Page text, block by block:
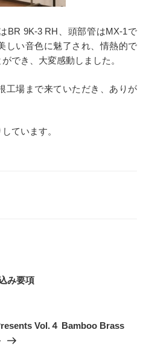
BR 9K-3 RH、頭部管はMX-1で
しい音色に魅了され、情熱的で
でき、大変感動しました。
工場まで来ていただき、ありが
ています。
み要項
Vol.４ Bamboo Brass